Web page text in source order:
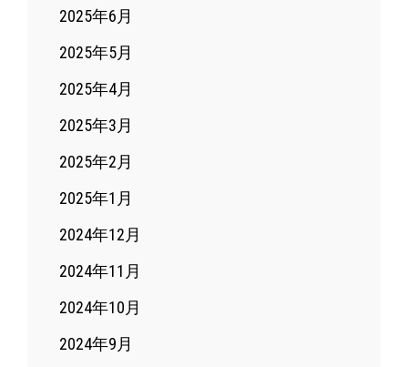
2025年6月
2025年5月
2025年4月
2025年3月
2025年2月
2025年1月
2024年12月
2024年11月
2024年10月
2024年9月